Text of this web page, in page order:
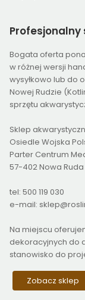
Profesjonalny
Bogata oferta
w różnej wersji
wysyłkowo lub do
Nowej Rudzie
sprzętu
Sklep
Osiedle Wojska
Parter Centrum
57-402 Nowa Ruda
tel: 500 119 030
e-mail:
Na miejscu
dekoracyjnych do
stanowisko do
Zobacz sklep